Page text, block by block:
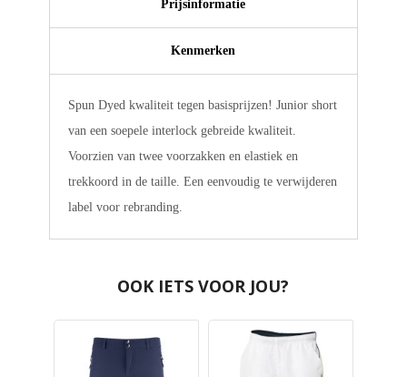
Prijsinformatie
Kenmerken
Spun Dyed kwaliteit tegen basisprijzen! Junior short
van een soepele interlock gebreide kwaliteit.
Voorzien van twee voorzakken en elastiek en
trekkoord in de taille. Een eenvoudig te verwijderen
label voor rebranding.
OOK IETS VOOR JOU?